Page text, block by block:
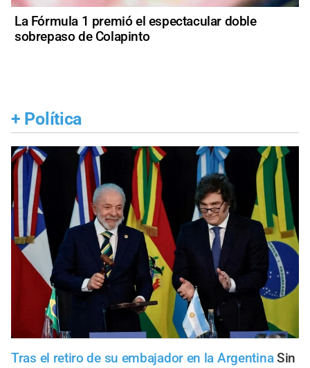
La Fórmula 1 premió el espectacular doble
sobrepaso de Colapinto
+ Política
Tras el retiro de su embajador en la Argentina Sin